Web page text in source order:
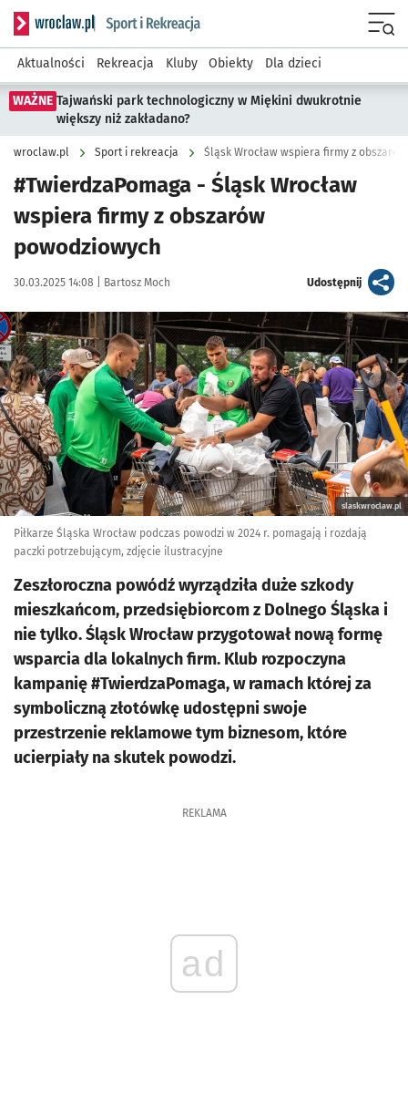
Serwis informacyjny wroclaw.pl podserwis: Sport i rekreacja
Aktualności Rekreacja Kluby Obiekty Dla dzieci
WAŻNE Tajwański park technologiczny w Miękini dwukrotnie
większy niż zakładano?
wroclaw.pl Sport i rekreacja Śląsk Wrocław wspiera firmy z
#TwierdzaPomaga - Śląsk Wrocław
wspiera firmy z obszarów
powodziowych
Data publikacji:
30.03.2025 14:08 | Autor:
Bartosz Moch Udostępnijartykuł
Kliknij, aby powiększyć
slaskwroclaw.pl
Piłkarze Śląska Wrocław podczas powodzi w 2024 r. pomagają i rozdają
paczki potrzebującym, zdjęcie ilustracyjne
Zeszłoroczna powódź wyrządziła duże szkody
mieszkańcom, przedsiębiorcom z Dolnego Śląska i
nie tylko. Śląsk Wrocław przygotował nową formę
wsparcia dla lokalnych firm. Klub rozpoczyna
kampanię #TwierdzaPomaga, w ramach której za
symboliczną złotówkę udostępni swoje
przestrzenie reklamowe tym biznesom, które
ucierpiały na skutek powodzi.
REKLAMA
ad